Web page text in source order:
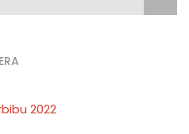
2022